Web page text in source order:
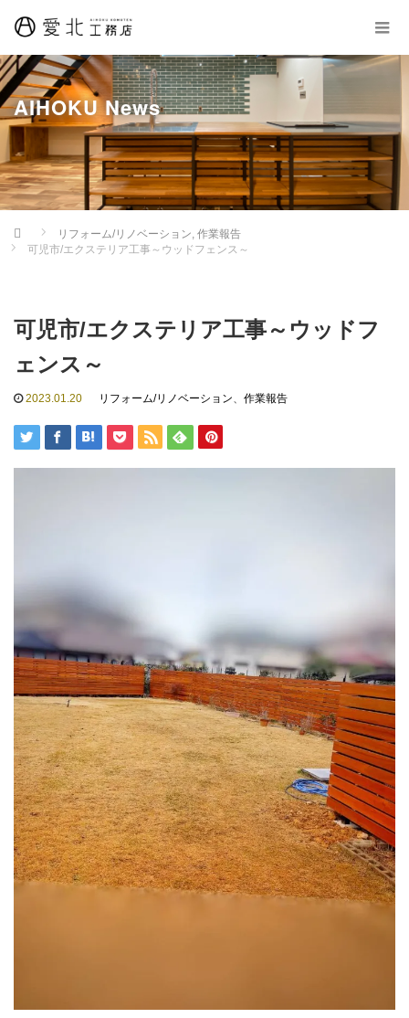
AIHOKU News
Home リフォーム/リノベーション, 作業報告
可児市/エクステリア工事～ウッドフェンス～
可児市/エクステリア工事～ウッドフ
ェンス～
2023.01.20 リフォーム/リノベーション、 作業報告